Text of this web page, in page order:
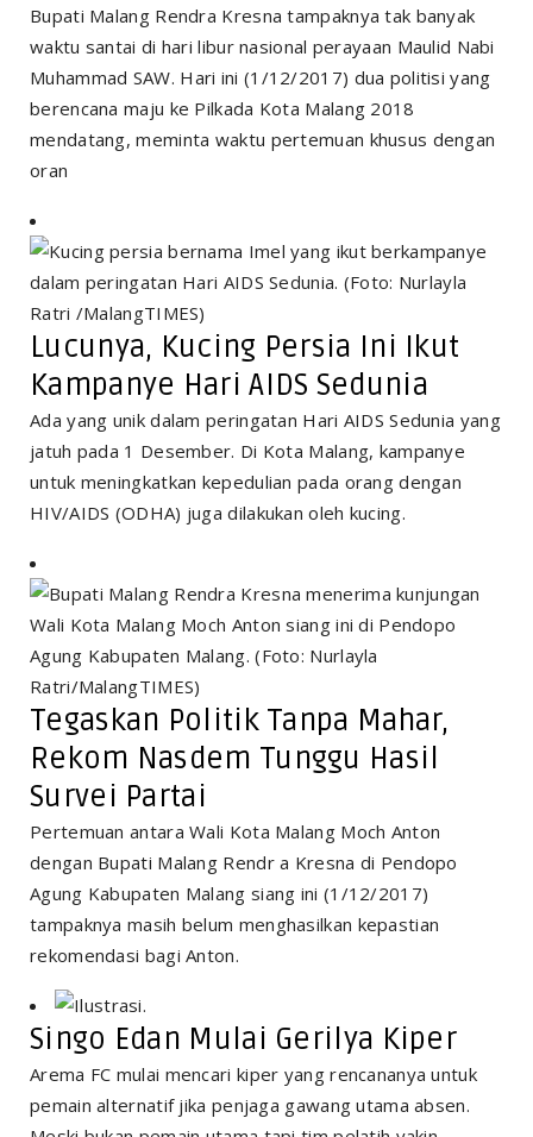
Bupati Malang Rendra Kresna tampaknya tak banyak
waktu santai di hari libur nasional perayaan Maulid Nabi
Muhammad SAW. Hari ini (1/12/2017) dua politisi yang
berencana maju ke Pilkada Kota Malang 2018
mendatang, meminta waktu pertemuan khusus dengan
oran
Lucunya, Kucing Persia Ini Ikut
Kampanye Hari AIDS Sedunia
Ada yang unik dalam peringatan Hari AIDS Sedunia yang
jatuh pada 1 Desember. Di Kota Malang, kampanye
untuk meningkatkan kepedulian pada orang dengan
HIV/AIDS (ODHA) juga dilakukan oleh kucing.
Tegaskan Politik Tanpa Mahar,
Rekom Nasdem Tunggu Hasil
Survei Partai
Pertemuan antara Wali Kota Malang Moch Anton
dengan Bupati Malang Rendr a Kresna di Pendopo
Agung Kabupaten Malang siang ini (1/12/2017)
tampaknya masih belum menghasilkan kepastian
rekomendasi bagi Anton.
Singo Edan Mulai Gerilya Kiper
Arema FC mulai mencari kiper yang rencananya untuk
pemain alternatif jika penjaga gawang utama absen.